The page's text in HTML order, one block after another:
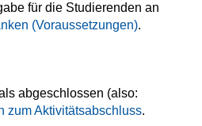
für die Studierenden an
(Voraussetzungen).
abgeschlossen (also:
zum Aktivitätsabschluss.